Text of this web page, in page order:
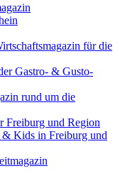
für die
Gastro- & Gusto-
rund um die
Freiburg und Region
Kids in Freiburg und